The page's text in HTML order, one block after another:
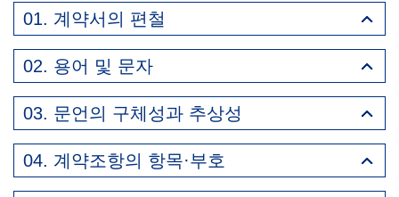
01. 계약서의 편철
02. 용어 및 문자
03. 문언의 구체성과 추상성
04. 계약조항의 항목·부호